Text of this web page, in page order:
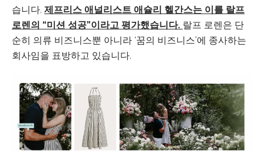
습니다. 제프리스 애널리스트 애슐리 헬간스는 이를 랄프
로렌의 “미션 성공”이라고 평가했습니다. 랄프 로렌은 단
순히 의류 비즈니스뿐 아니라 ‘꿈의 비즈니스’에 종사하는
회사임을 표방하고 있습니다.